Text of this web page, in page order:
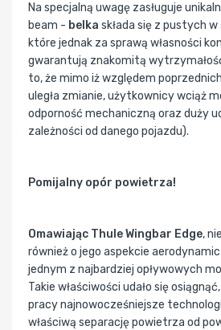
Na specjalną uwagę zasługuje
beam - belka składa się z pustych w
które jednak za sprawą własności
gwarantują znakomitą
to, że mimo iż względem
uległa zmianie, użytkownicy wciąż
odporność mechaniczną oraz duży
zależności od danego pojazdu).
Pomijalny opór powietrza!
Omawiając Thule Wingbar Edge,
również o jego aspekcie
jednym z najbardziej opływowych
Takie właściwości udało się
pracy najnowocześniejsze
właściwą separację powietrza od